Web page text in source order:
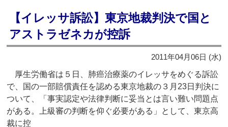
【イレッサ訴訟】東京地裁判決で国と
アストラゼネカが控訴
2011年04月06日 (水)
厚生労働省は５日、肺癌治療薬のイレッサをめぐる訴訟
で、国の一部賠償責任を認める東京地裁の３月23日判決に
ついて、「事実認定や法律判断に妥当とは言い難い問題点
がある。上級審の判断を仰ぐ必要がある」として、東京高
裁に控